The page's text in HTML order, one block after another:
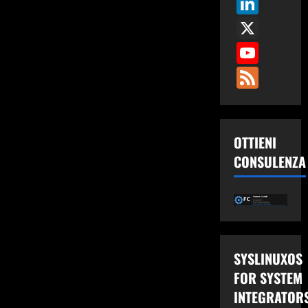
Feed
OTTIENI
CONSULENZA
SYSLINUXOS
FOR SYSTEM